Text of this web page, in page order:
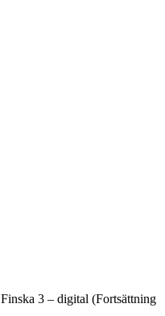
Finska 3 – digital (Fortsättning